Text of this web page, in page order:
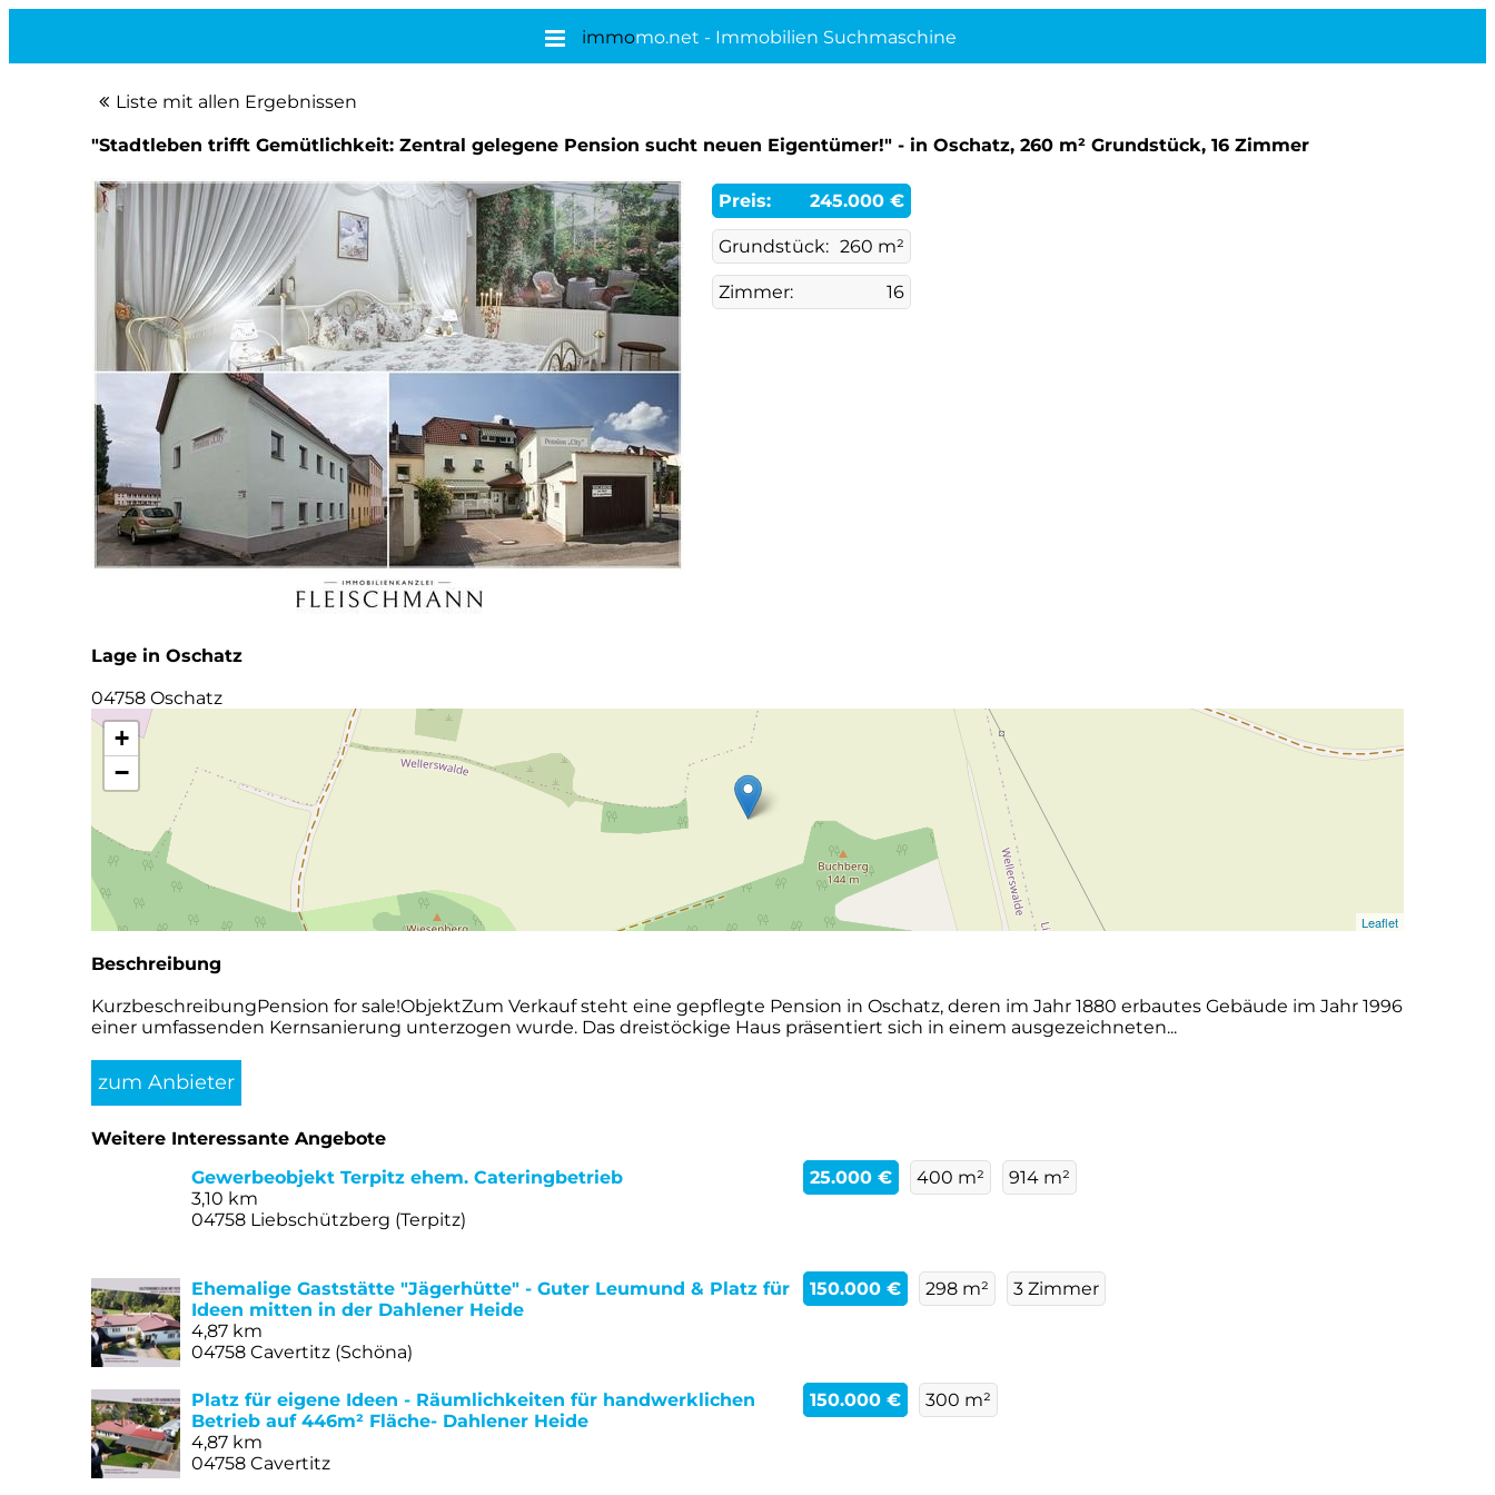
immomo.net - Immobilien Suchmaschine
Liste mit allen Ergebnissen
"Stadtleben trifft Gemütlichkeit: Zentral gelegene Pension sucht neuen Eigentümer!" - in Oschatz, 260 m² Grundstück, 16 Zimmer
Preis: 245.000 €
Grundstück: 260 m²
Zimmer: 16
Lage in Oschatz
04758 Oschatz
+
−
Leaflet
Beschreibung
KurzbeschreibungPension for sale!ObjektZum Verkauf steht eine gepflegte Pension in Oschatz, deren im Jahr 1880 erbautes Gebäude im Jahr 1996
einer umfassenden Kernsanierung unterzogen wurde. Das dreistöckige Haus präsentiert sich in einem ausgezeichneten...
zum Anbieter
Weitere Interessante Angebote
Gewerbeobjekt Terpitz ehem. Cateringbetrieb
3,10 km
04758 Liebschützberg (Terpitz)
25.000 € 400 m² 914 m²
Ehemalige Gaststätte "Jägerhütte" - Guter Leumund & Platz für
Ideen mitten in der Dahlener Heide
4,87 km
04758 Cavertitz (Schöna)
150.000 € 298 m² 3 Zimmer
Platz für eigene Ideen - Räumlichkeiten für handwerklichen
Betrieb auf 446m² Fläche- Dahlener Heide
4,87 km
04758 Cavertitz
150.000 € 300 m²